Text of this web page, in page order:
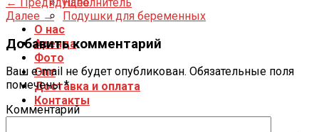
Подушки для беременных
О нас
Аренда
Фото
Опт
Доставка и оплата
Контакты
Далее →
Добавить комментарий
Ваш e-mail не будет опубликован. Обязательные поля
помечены*
Комментарий